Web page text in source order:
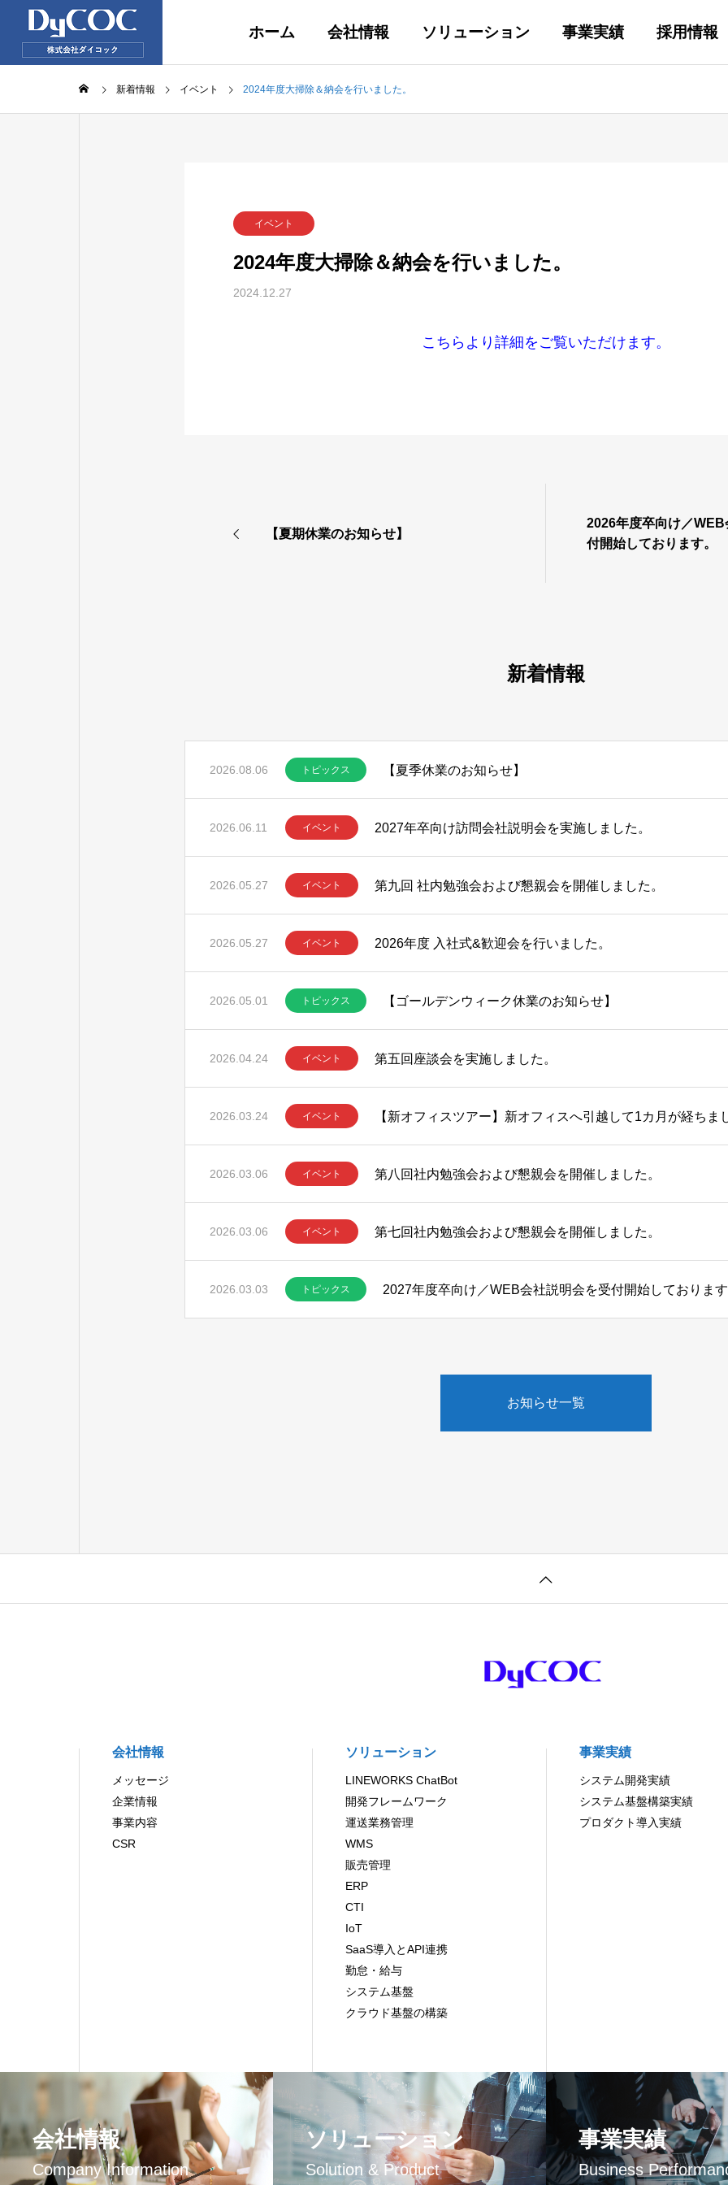
ホーム 会社情報 ソリューション 事業実績 採用情報
新着情報 イベント 2024年度大掃除＆納会を行いました。
イベント
2024年度大掃除＆納会を行いました。
2024.12.27
こちらより詳細をご覧いただけます。
【夏期休業のお知らせ】
2026年度卒向け／
付開始しております。
新着情報
2026.08.06 トピックス 【夏季休業のお知らせ】
2026.06.11 イベント 2027年卒向け訪問会社説明会を実施しました。
2026.05.27 イベント 第九回 社内勉強会および懇親会を開催しました。
2026.05.27 イベント 2026年度 入社式&歓迎会を行いました。
2026.05.01 トピックス 【ゴールデンウィーク休業のお知らせ】
2026.04.24 イベント 第五回座談会を実施しました。
2026.03.24 イベント 【新オフィスツアー】新オフィスへ引越して1カ月が経ちま
2026.03.06 イベント 第八回社内勉強会および懇親会を開催しました。
2026.03.06 イベント 第七回社内勉強会および懇親会を開催しました。
2026.03.03 トピックス 2027年度卒向け／WEB会社説明会を受付開始しております
お知らせ一覧
会社情報
メッセージ
企業情報
事業内容
CSR
ソリューション
LINEWORKS ChatBot
開発フレームワーク
運送業務管理
WMS
販売管理
ERP
CTI
IoT
SaaS導入とAPI連携
勤怠・給与
システム基盤
クラウド基盤の構築
事業実績
システム開発実績
システム基盤構築実績
プロダクト導入実績
会社情報
Company Information
ソリューション
Solution & Product
事業実績
Business